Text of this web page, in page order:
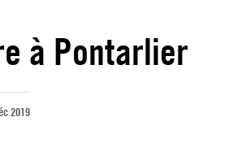
à Pontarlier
2019